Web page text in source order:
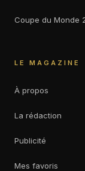
Coupe du Monde
LE MAGAZINE
À propos
La rédaction
Publicité
Mes favoris